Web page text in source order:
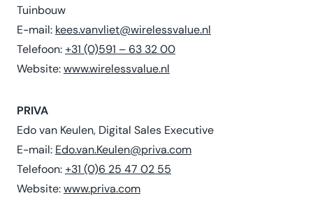
Tuinbouw
E-mail: kees.vanvliet@wirelessvalue.nl
Telefoon: +31 (0)591 – 63 32 00
Website:www.wirelessvalue.nl
PRIVA
Edo van Keulen, Digital Sales Executive
E-mail: Edo.van.Keulen@priva.com
Telefoon: +31 (0)6 25 47 02 55
Website:www.priva.com